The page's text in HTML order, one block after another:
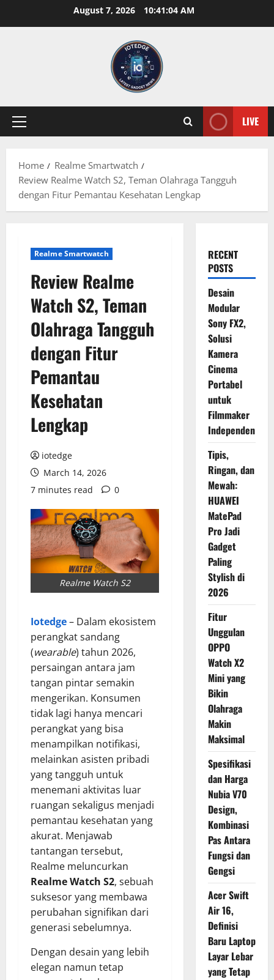
August 7, 2026 10:41:05 AM
Primary
LIVE
Home
Realme Smartwatch
Review Realme Watch S2, Teman Olahraga Tangguh
dengan Fitur Pemantau Kesehatan Lengkap
Realme Smartwatch
Review Realme
Watch S2, Teman
Olahraga Tangguh
dengan Fitur
Pemantau
Kesehatan
Lengkap
iotedge
March 14, 2026
7 minutes read
0
Realme Watch S2
Iotedge– Dalam ekosistem
perangkat sandang
(wearable) tahun 2026,
persaingan antara jam
tangan pintar semakin
mengerikan. Konsumen
tidak lagi hanya mencari
perangkat yang bisa
menampilkan notifikasi,
melainkan asisten pribadi
yang tangguh untuk
menemani aktivitas luar
ruangan sekaligus menjadi
pemantau kesehatan yang
akurat. Menjawab
tantangan tersebut,
Realme meluncurkan
Realme Watch S2, sebuah
suksesor yang membawa
perubahan signifikan dari
generasi sebelumnya.
Dengan desain yang lebih
elegan namun tetap
RECENT
POSTS
Desain
Modular
Sony FX2,
Solusi
Kamera
Cinema
Portabel
untuk
Filmmaker
Independen
Tipis,
Ringan, dan
Mewah:
HUAWEI
MatePad
Pro Jadi
Gadget
Paling
Stylish di
2026
Fitur
Unggulan
OPPO
Watch X2
Mini yang
Bikin
Olahraga
Makin
Maksimal
Spesifikasi
dan Harga
Nubia V70
Design,
Kombinasi
Pas Antara
Fungsi dan
Gengsi
Acer Swift
Air 16,
Definisi
Baru Laptop
Layar Lebar
yang Tetap